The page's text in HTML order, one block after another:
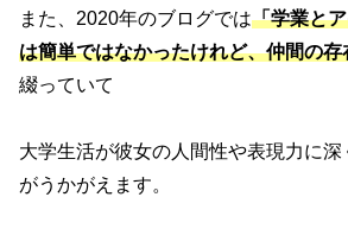
また、2020年のブログでは「学業と
は簡単ではなかったけれど、仲間の
綴っていて
大学生活が彼女の人間性や表現力に深
がうかがえます。